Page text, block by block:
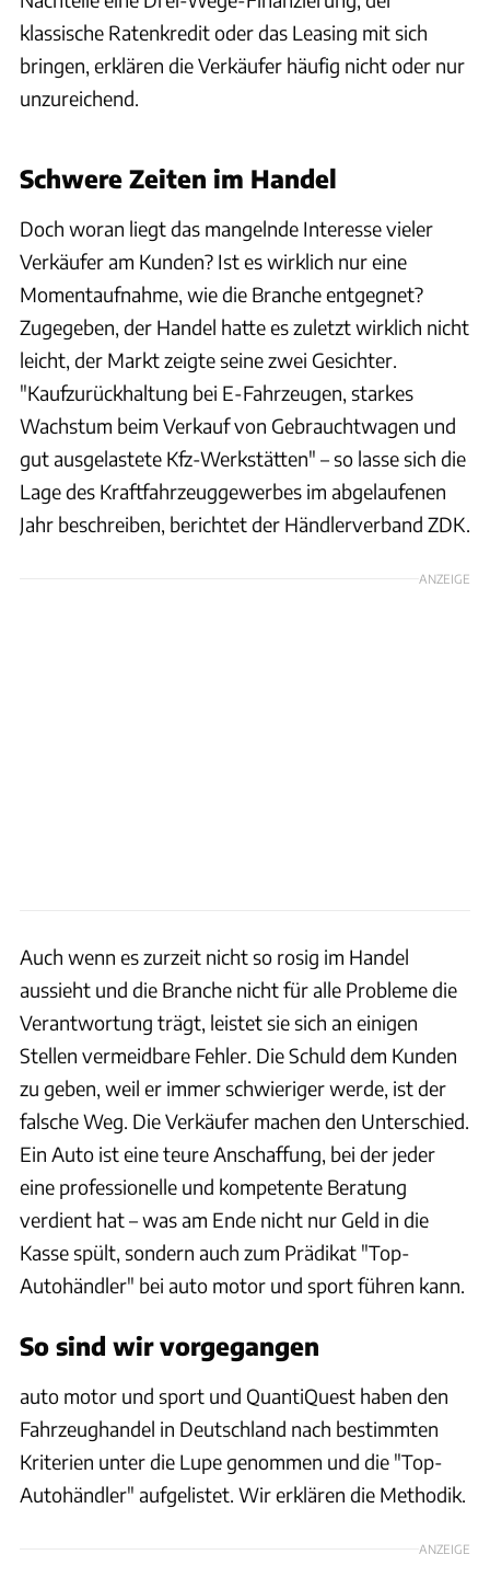
klassische Ratenkredit oder das Leasing mit sich
bringen, erklären die Verkäufer häufig nicht oder nur
unzureichend.
Schwere Zeiten im Handel
Doch woran liegt das mangelnde Interesse vieler
Verkäufer am Kunden? Ist es wirklich nur eine
Momentaufnahme, wie die Branche entgegnet?
Zugegeben, der Handel hatte es zuletzt wirklich nicht
leicht, der Markt zeigte seine zwei Gesichter.
"Kaufzurückhaltung bei E-Fahrzeugen, starkes
Wachstum beim Verkauf von Gebrauchtwagen und
gut ausgelastete Kfz-Werkstätten" – so lasse sich die
Lage des Kraftfahrzeuggewerbes im abgelaufenen
Jahr beschreiben, berichtet der Händlerverband ZDK.
ANZEIGE
Auch wenn es zurzeit nicht so rosig im Handel
aussieht und die Branche nicht für alle Probleme die
Verantwortung trägt, leistet sie sich an einigen
Stellen vermeidbare Fehler. Die Schuld dem Kunden
zu geben, weil er immer schwieriger werde, ist der
falsche Weg. Die Verkäufer machen den Unterschied.
Ein Auto ist eine teure Anschaffung, bei der jeder
eine professionelle und kompetente Beratung
verdient hat – was am Ende nicht nur Geld in die
Kasse spült, sondern auch zum Prädikat "Top-
Autohändler" bei auto motor und sport führen kann.
So sind wir vorgegangen
auto motor und sport und QuantiQuest haben den
Fahrzeughandel in Deutschland nach bestimmten
Kriterien unter die Lupe genommen und die "Top-
Autohändler" aufgelistet. Wir erklären die Methodik.
ANZEIGE